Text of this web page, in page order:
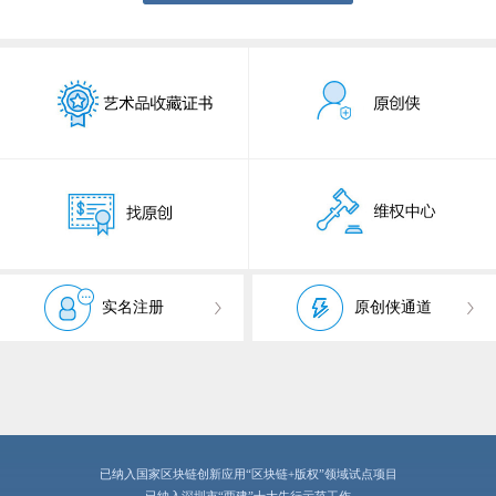
实名注册 原创侠通道
已纳入国家区块链创新应用“区块链+版权”领域试点项目